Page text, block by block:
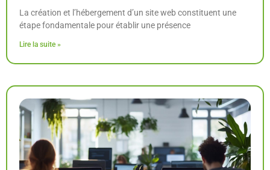
La création et l’hébergement d’un site web constituent une
étape fondamentale pour établir une présence
Lire la suite »